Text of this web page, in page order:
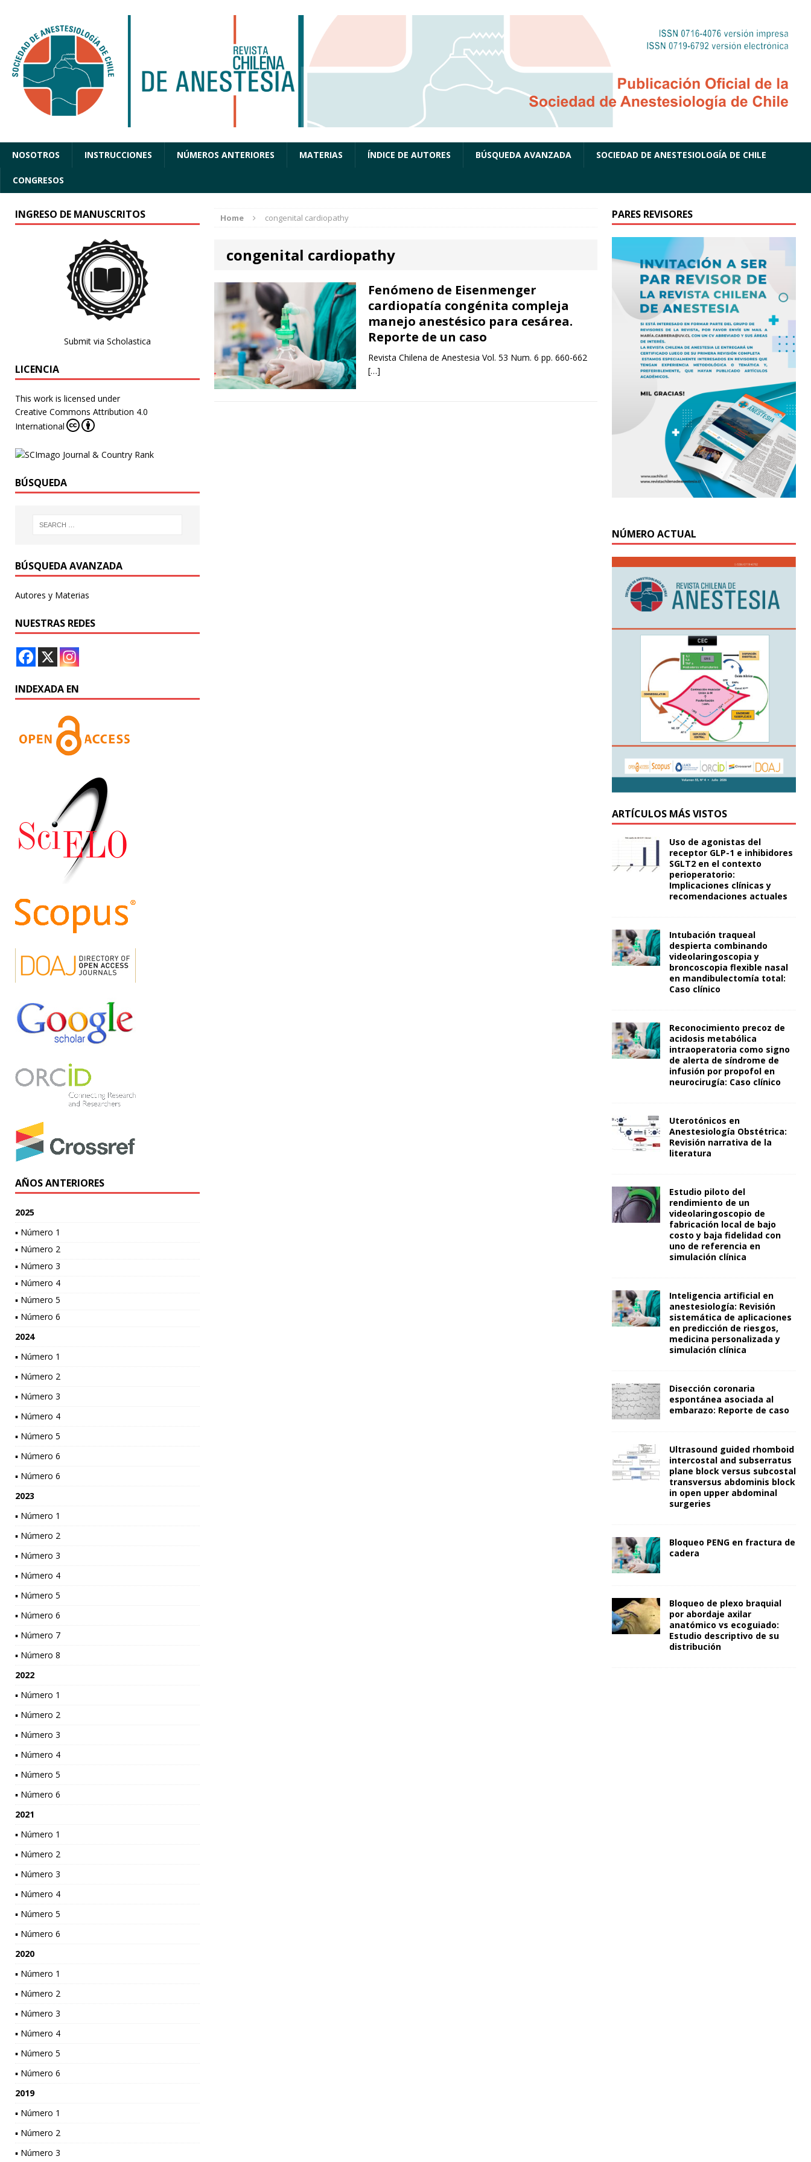
NOSOTROS INSTRUCCIONES NÚMEROS ANTERIORES MATERIAS ÍNDICE DE AUTORES BÚSQUEDA AVANZADA SOCIEDAD DE ANESTESIOLOGÍA DE CHILE
CONGRESOS
Home congenital cardiopathy
congenital cardiopathy
Fenómeno de Eisenmenger
cardiopatía congénita compleja
manejo anestésico para cesárea.
Reporte de un caso
Revista Chilena de Anestesia Vol. 53 Num. 6 pp. 660-662
[…]
INGRESO DE MANUSCRITOS
Submit via Scholastica
LICENCIA
This work is licensed under
Creative Commons Attribution 4.0
International
BÚSQUEDA
BÚSQUEDA AVANZADA
Autores y Materias
NUESTRAS REDES
INDEXADA EN
AÑOS ANTERIORES
2025
▪ Número 1
▪ Número 2
▪ Número 3
▪ Número 4
▪ Número 5
▪ Número 6
2024
▪ Número 1
▪ Número 2
▪ Número 3
▪ Número 4
▪ Número 5
▪ Número 6
▪ Número 6
2023
▪ Número 1
▪ Número 2
▪ Número 3
▪ Número 4
▪ Número 5
▪ Número 6
▪ Número 7
▪ Número 8
2022
▪ Número 1
▪ Número 2
▪ Número 3
▪ Número 4
▪ Número 5
▪ Número 6
2021
▪ Número 1
▪ Número 2
▪ Número 3
▪ Número 4
▪ Número 5
▪ Número 6
2020
▪ Número 1
▪ Número 2
▪ Número 3
▪ Número 4
▪ Número 5
▪ Número 6
2019
▪ Número 1
▪ Número 2
▪ Número 3
PARES REVISORES
NÚMERO ACTUAL
ARTÍCULOS MÁS VISTOS
Uso de agonistas del
receptor GLP-1 e inhibidores
SGLT2 en el contexto
perioperatorio:
Implicaciones clínicas y
recomendaciones actuales
Intubación traqueal
despierta combinando
videolaringoscopia y
broncoscopia flexible nasal
en mandibulectomía total:
Caso clínico
Reconocimiento precoz de
acidosis metabólica
intraoperatoria como signo
de alerta de síndrome de
infusión por propofol en
neurocirugía: Caso clínico
Uterotónicos en
Anestesiología Obstétrica:
Revisión narrativa de la
literatura
Estudio piloto del
rendimiento de un
videolaringoscopio de
fabricación local de bajo
costo y baja fidelidad con
uno de referencia en
simulación clínica
Inteligencia artificial en
anestesiología: Revisión
sistemática de aplicaciones
en predicción de riesgos,
medicina personalizada y
simulación clínica
Disección coronaria
espontánea asociada al
embarazo: Reporte de caso
Ultrasound guided rhomboid
intercostal and subserratus
plane block versus subcostal
transversus abdominis block
in open upper abdominal
surgeries
Bloqueo PENG en fractura de
cadera
Bloqueo de plexo braquial
por abordaje axilar
anatómico vs ecoguiado:
Estudio descriptivo de su
distribución